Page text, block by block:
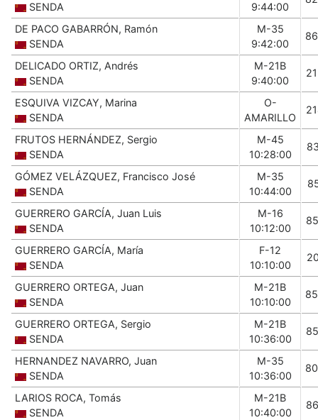
SENDA
9:44:00
DE PACO GABARRÓN, Ramón
SENDA
M-35
9:42:00
DELICADO ORTIZ, Andrés
SENDA
M-21B
9:40:00
ESQUIVA VIZCAY, Marina
SENDA
O-
AMARILLO
FRUTOS HERNÁNDEZ, Sergio
SENDA
M-45
10:28:00
GÓMEZ VELÁZQUEZ, Francisco José
SENDA
M-35
10:44:00
GUERRERO GARCÍA, Juan Luis
SENDA
M-16
10:12:00
GUERRERO GARCÍA, María
SENDA
F-12
10:10:00
GUERRERO ORTEGA, Juan
SENDA
M-21B
10:10:00
GUERRERO ORTEGA, Sergio
SENDA
M-21B
10:36:00
HERNANDEZ NAVARRO, Juan
SENDA
M-35
10:36:00
LARIOS ROCA, Tomás
SENDA
M-21B
10:40:00